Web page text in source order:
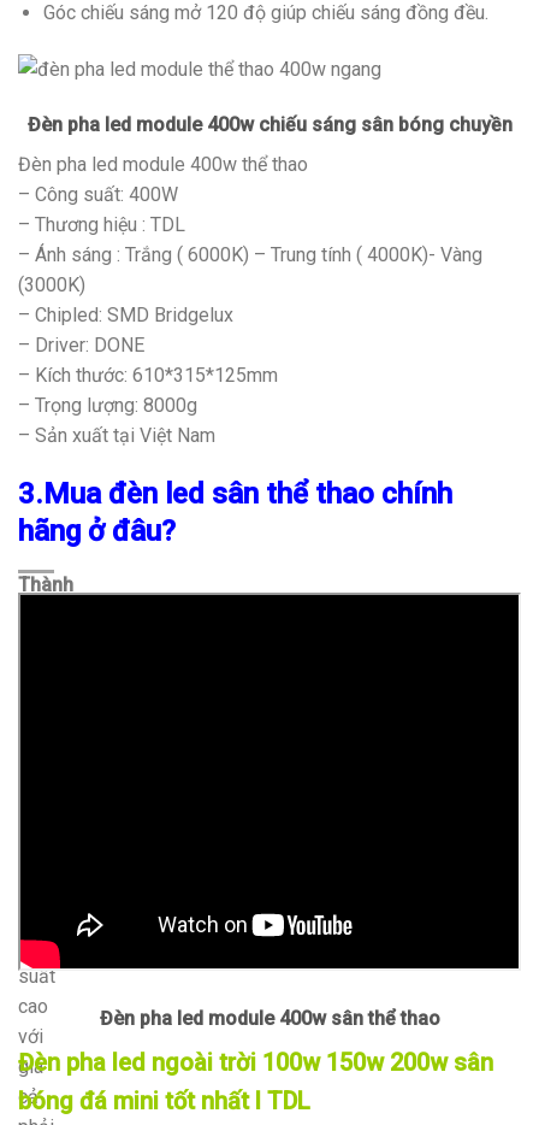
Góc chiếu sáng mở 120 độ giúp chiếu sáng đồng đều.
Đèn pha led module 400w chiếu sáng sân bóng chuyền
Đèn pha led module 400w thể thao
– Công suất: 400W
– Thương hiệu : TDL
– Ánh sáng : Trắng ( 6000K) – Trung tính ( 4000K)- Vàng
(3000K)
– Chipled: SMD Bridgelux
– Driver: DONE
– Kích thước: 610*315*125mm
– Trọng lượng: 8000g
– Sản xuất tại Việt Nam
3.Mua đèn led sân thể thao chính
hãng ở đâu?
Thành
hiệu
suất
cao
với
giá
cả
Đèn pha led module 400w sân thể thao
Đèn pha led ngoài trời 100w 150w 200w sân
bóng đá mini tốt nhất l TDL